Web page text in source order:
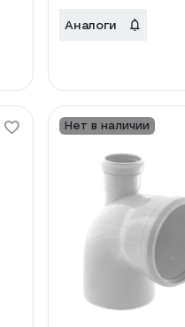
Аналоги
Нет в наличии